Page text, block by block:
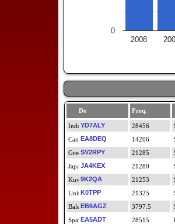
2008
0
De Freq.
YD7ALY
28456
EA8DEQ
14206
SV2RPY
21285
JA4KEX
21280
9K2QA
21253
K0TPP
21325
EB6AGZ
3797.5
EA5ADT
28515